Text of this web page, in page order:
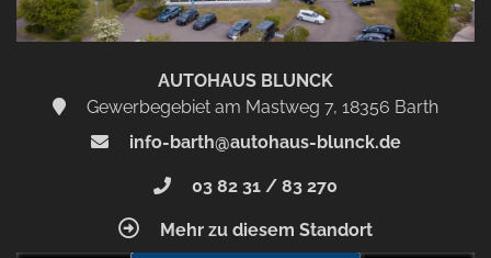
AUTOHAUS BLUNCK
Gewerbegebiet am Mastweg 7, 18356 Barth
info-barth@autohaus-blunck.de
03 82 31 / 83 270
Mehr zu diesem Standort